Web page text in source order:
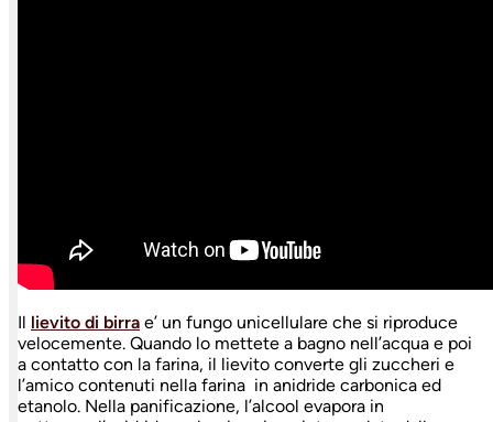
Il lievito di birra e’ un fungo unicellulare che si riproduce
velocemente. Quando lo mettete a bagno nell’acqua e poi
a contatto con la farina, il lievito converte gli zuccheri e
l’amico contenuti nella farina in anidride carbonica ed
etanolo. Nella panificazione, l’alcool evapora in